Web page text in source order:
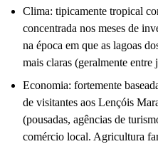
Clima: tipicamente tropical
concentrada nos meses de
na época em que as lagoas
mais claras (geralmente entre
Economia: fortemente
de visitantes aos Lençóis
(pousadas, agências de
comércio local. Agricultura